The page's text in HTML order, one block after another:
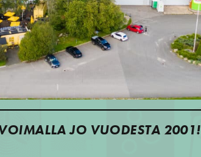
JO VUODESTA 2001!